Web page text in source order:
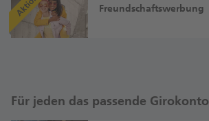
Freund­­schafts­­werbung
Für jeden das passende Girokonto